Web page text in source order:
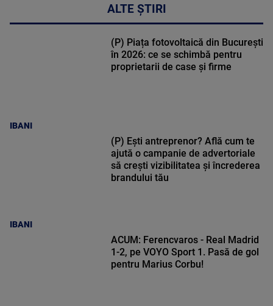
ALTE ȘTIRI
IBANI
(P) Piața fotovoltaică din București
în 2026: ce se schimbă pentru
proprietarii de case și firme
IBANI
(P) Ești antreprenor? Află cum te
ajută o campanie de advertoriale
să crești vizibilitatea și încrederea
brandului tău
ACUM: Ferencvaros - Real Madrid
1-2, pe VOYO Sport 1. Pasă de gol
pentru Marius Corbu!